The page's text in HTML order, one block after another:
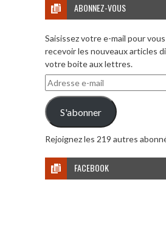
ABONNEZ-VOUS
Saisissez votre e-mail pour
recevoir les nouveaux articles
votre boite aux lettres.
Adresse
e-
mail
S'abonner
Rejoignez les 219 autres
FACEBOOK